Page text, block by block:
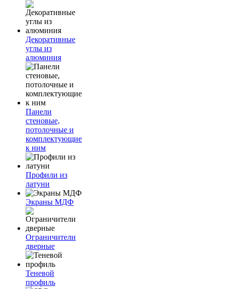
Декоративные
углы из
алюминия
Панели
стеновые,
потолочные и
комплектующие
к ним
Профили из
латуни
Экраны МДФ
Ограничители
дверные
Теневой
профиль